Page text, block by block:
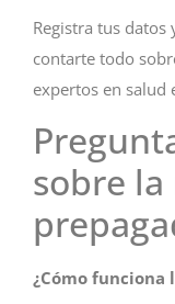
Registra tus
contarte todo
expertos en salud
sobre
¿Cómo funciona